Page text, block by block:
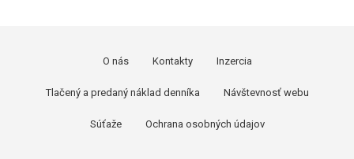
O nás Kontakty Inzercia
Tlačený a predaný náklad denníka Návštevnosť webu
Súťaže Ochrana osobných údajov